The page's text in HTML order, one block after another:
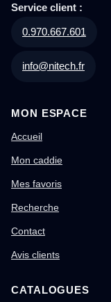
Service client :
0.970.667.601
info@nitech.fr
MON ESPACE
Accueil
Mon caddie
Mes favoris
Recherche
Contact
Avis clients
CATALOGUES